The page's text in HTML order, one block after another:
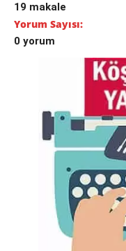
19 makale
Yorum Sayısı:
0 yorum